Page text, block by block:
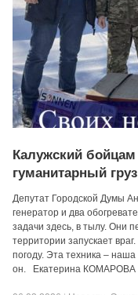
Калужский
гуманитарный груз
Депутат Городской Думы
генератор и два
задачи здесь, в тылу. Они
территории запускает
погоду. Эта техника –
он. Екатерина КОМАРОВА